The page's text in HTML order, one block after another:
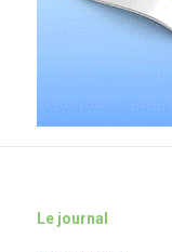
Le journal